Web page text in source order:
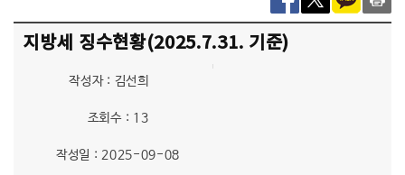
분야별정보
지방세 징수현황(2025.7.31. 기준)
작성자 : 김선희
조회수 : 13
작성일 : 2025-09-08